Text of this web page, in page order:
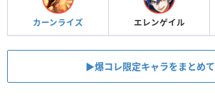
カーンライズ エレンゲイル
▶︎爆コレ限定キャラをまとめ